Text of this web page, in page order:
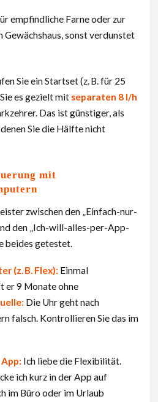
empfindliche Farne oder zur
sonst verdunstet
Sie ein Startset (z. B. für 25
es gezielt mit separaten 8 l/h
Das ist günstiger, als
Sie die Hälfte nicht
mit
zwischen den „Einfach-nur-
den „Ich-will-alles-per-App-
beides getestet.
(z. B. Flex): Einmal
er 9 Monate ohne
Die Uhr geht nach
falsch. Kontrollieren Sie das im
Ich liebe die Flexibilität.
ich kurz in der App auf
im Büro oder im Urlaub